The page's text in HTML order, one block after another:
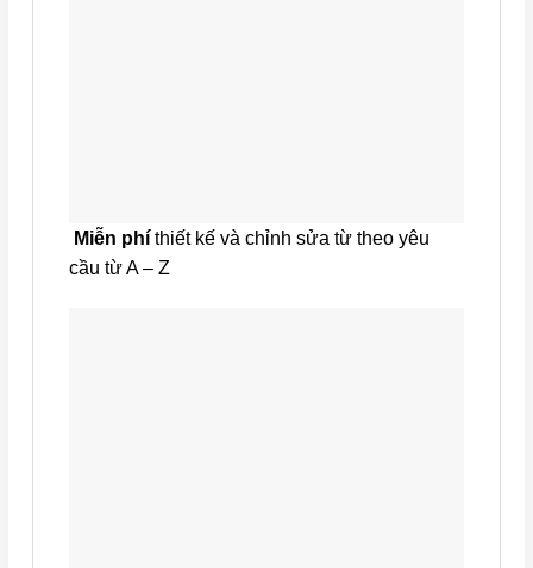
Miễn phí thiết kế và chỉnh sửa từ theo yêu
cầu từ A – Z